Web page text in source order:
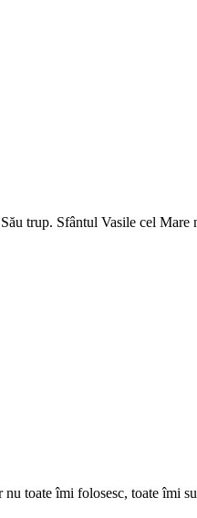
trup. Sfântul Vasile cel
toate îmi folosesc, toate îmi